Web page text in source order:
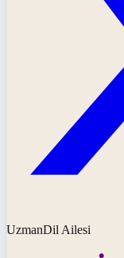
UzmanDil Ailesi